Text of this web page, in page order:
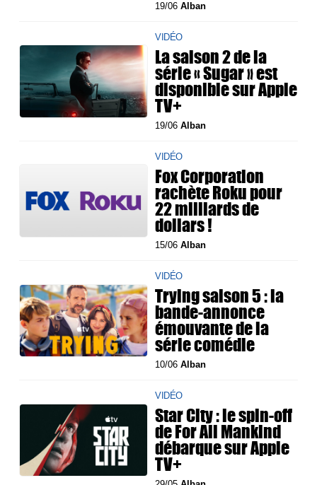
19/06Alban
VIDÉO
La saison 2 de la
série « Sugar » est
disponible sur Apple
TV+
19/06Alban
VIDÉO
Fox Corporation
rachète Roku pour
22 milliards de
dollars !
15/06Alban
VIDÉO
Trying saison 5 : la
bande-annonce
émouvante de la
série comédie
10/06Alban
VIDÉO
Star City : le spin-off
de For All Mankind
débarque sur Apple
TV+